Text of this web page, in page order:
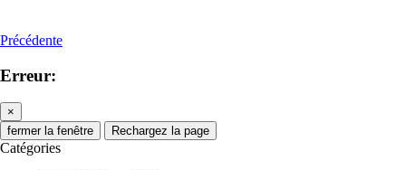
Précédente
Erreur:
×
fermer la fenêtre
Rechargez la page
Catégories